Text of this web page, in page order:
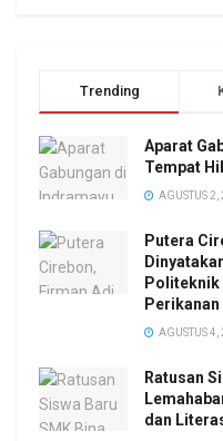
Trending
Aparat
Tempat
AGUSTUS
Putera
Politeknik
AGUSTUS
Ratusan
dan